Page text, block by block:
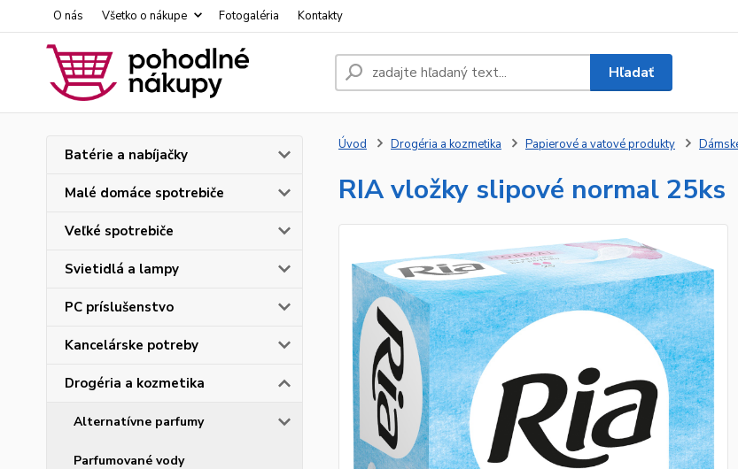
O nás Všetko o nákupe Fotogaléria Kontakty
Hľadať
Batérie a nabíjačky
Malé domáce spotrebiče
Veľké spotrebiče
Svietidlá a lampy
PC príslušenstvo
Kancelárske potreby
Drogéria a kozmetika
Alternatívne parfumy
Parfumované vody
Úvod Drogéria a kozmetika Papierové a vatové produkty
RIA vložky slipové normal 25ks